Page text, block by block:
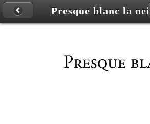
Presque blanc la